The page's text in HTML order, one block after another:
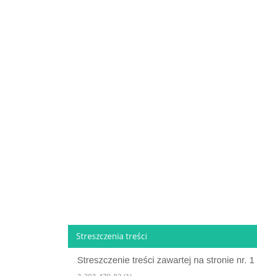
Streszczenia treści
Streszczenie treści zawartej na stronie nr. 1